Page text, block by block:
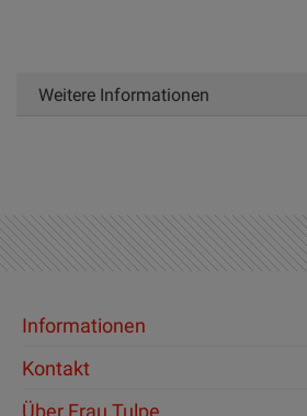
Weitere Informationen
Informationen
Kontakt